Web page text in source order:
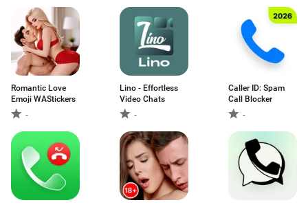
Romantic Love
Emoji WAStickers
-
Lino - Effortless
Video Chats
-
Caller ID: Spam
Call Blocker
-